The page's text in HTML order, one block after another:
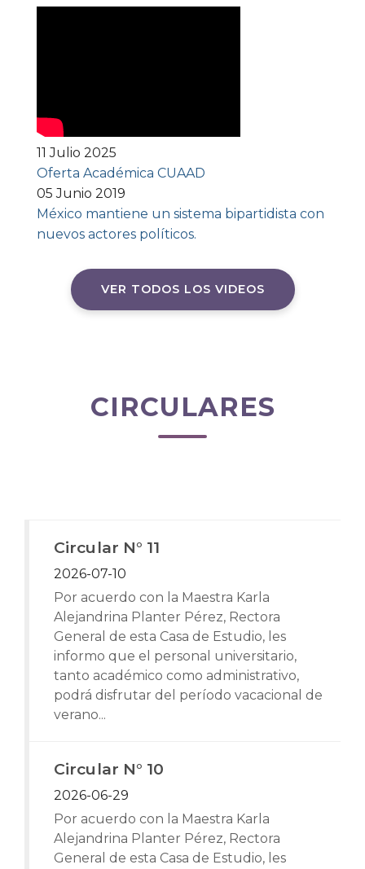
11 Julio 2025
Oferta Académica CUAAD
05 Junio 2019
México mantiene un sistema bipartidista con
nuevos actores políticos.
VER TODOS LOS VIDEOS
CIRCULARES
Circular N° 11
2026-07-10
Por acuerdo con la Maestra Karla
Alejandrina Planter Pérez, Rectora
General de esta Casa de Estudio, les
informo que el personal universitario,
tanto académico como administrativo,
podrá disfrutar del período vacacional de
verano...
Circular N° 10
2026-06-29
Por acuerdo con la Maestra Karla
Alejandrina Planter Pérez, Rectora
General de esta Casa de Estudio, les